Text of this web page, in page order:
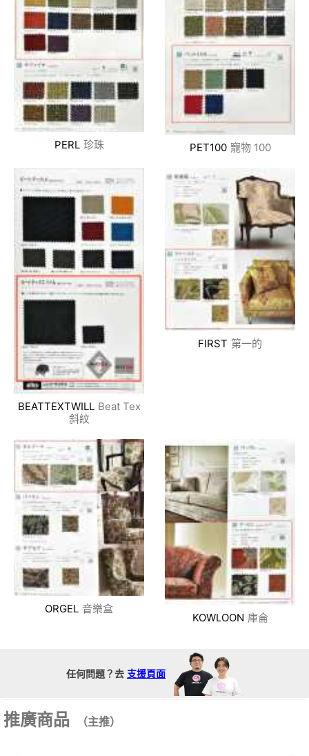
PERL 珍珠 PET100 寵物 100
BEATTEXTWILL Beat Tex
斜紋
FIRST 第一的
ORGEL 音樂盒
KOWLOON 庫侖
任何問題？去 支援頁面
推廣商品 （主推）